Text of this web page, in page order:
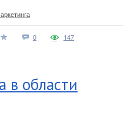
0 147
в области